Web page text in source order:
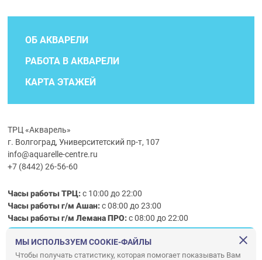
ОБ АКВАРЕЛИ
РАБОТА В АКВАРЕЛИ
КАРТА ЭТАЖЕЙ
ТРЦ «Акварель»
г. Волгоград, Университетский пр-т, 107
info@aquarelle-centre.ru
+7 (8442) 26-56-60
Часы работы ТРЦ:с 10:00 до 22:00
Часы работы г/м Ашан:с 08:00 до 23:00
Часы работыг/мЛемана ПРО:с 08:00 до 22:00
Правила посещения ТРЦ «Акварель»
МЫ ИСПОЛЬЗУЕМ COOKIE-ФАЙЛЫ
Чтобы получать статистику, которая помогает показывать Вам